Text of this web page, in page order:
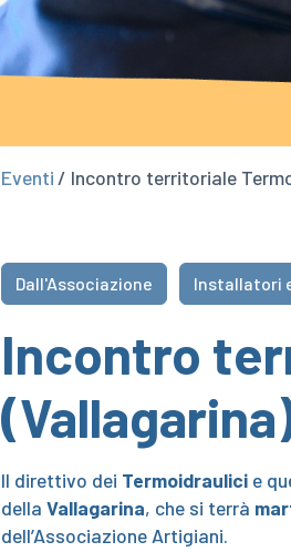
Eventi / Incontro territoriale
Dall'Associazione Installatori
Incontro
Il direttivo dei Termoidraulici e
della Vallagarina, che si terrà
dell’Associazione Artigiani.